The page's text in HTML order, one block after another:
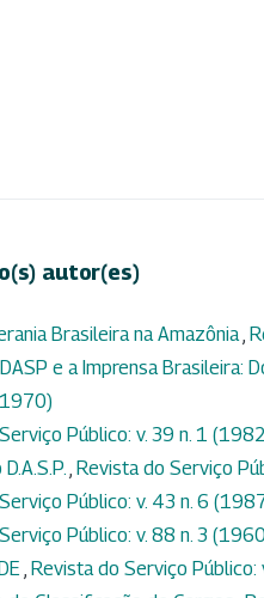
autor(es)
Brasileira na Amazônia,
e a Imprensa Brasileira:
Público: v. 39 n. 1
, Revista do Serviço
Público: v. 43 n. 6
Público: v. 88 n. 3
, Revista do Serviço